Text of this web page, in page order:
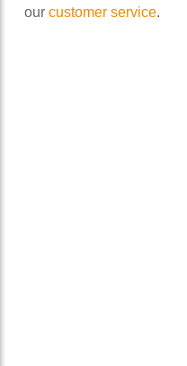
our customer service.